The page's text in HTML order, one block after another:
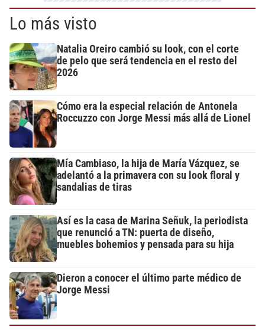
Lo más visto
Natalia Oreiro cambió su look, con el corte
de pelo que será tendencia en el resto del
2026
Cómo era la especial relación de Antonela
Roccuzzo con Jorge Messi más allá de Lionel
Mía Cambiaso, la hija de María Vázquez, se
adelantó a la primavera con su look floral y
sandalias de tiras
Así es la casa de Marina Señuk, la periodista
que renunció a TN: puerta de diseño,
muebles bohemios y pensada para su hija
Dieron a conocer el último parte médico de
Jorge Messi